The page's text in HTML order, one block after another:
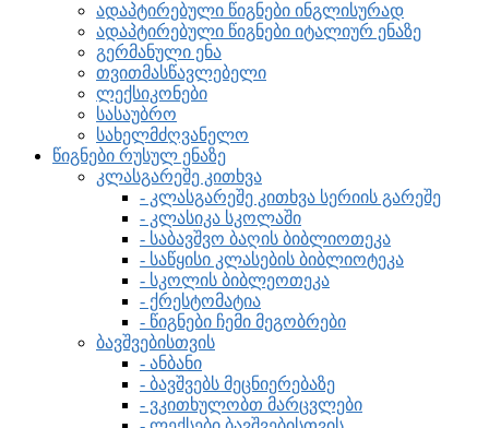
ადაპტირებული წიგნები ინგლისურად
ადაპტირებული წიგნები იტალიურ ენაზე
გერმანული ენა
თვითმასწავლებელი
ლექსიკონები
სასაუბრო
სახელმძღვანელო
წიგნები რუსულ ენაზე
კლასგარეშე კითხვა
- კლასგარეშე კითხვა სერიის გარეშე
- კლასიკა სკოლაში
- საბავშვო ბაღის ბიბლიოთეკა
- საწყისი კლასების ბიბლიოტეკა
- სკოლის ბიბლეოთეკა
- ქრესტომატია
- წიგნები ჩემი მეგობრები
ბავშვებისთვის
- ანბანი
- ბავშვებს მეცნიერებაზე
- ვკითხულობთ მარცვლები